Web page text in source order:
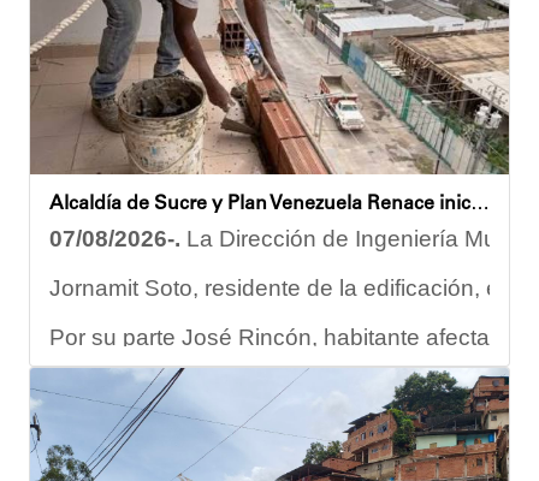
Joshua Piña
Alcaldía de Sucre y Plan Venezuela Renace iniciaron demolición de fachadas en Residencias Los Dos Caminos
07/08/2026-. La Dirección de Ingeniería
Jornamit Soto, residente de la edificación,
Por su parte José Rincón, habitante afectado
“El proceso comenzó con una primera